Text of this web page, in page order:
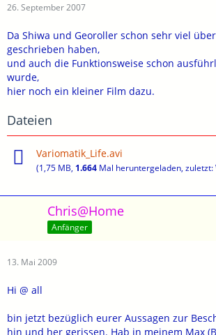
26. September 2007
Da Shiwa und Georoller schon sehr viel
geschrieben haben,
und auch die Funktionsweise schon
wurde,
hier noch ein kleiner Film dazu.
Dateien
Variomatik_Life.avi
(1,75 MB, 1.664 Mal heruntergeladen, zuletzt:
Chris@Home
Anfänger
13. Mai 2009
Hi @ all
bin jetzt bezüglich eurer Aussagen zur
hin und her gerissen. Hab in meinem Max